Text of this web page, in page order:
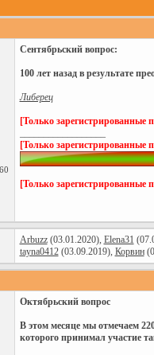
Сентябрьский вопрос:
100 лет назад в результате
Либерец
[Только зарегистрированные
[Только зарегистрированные
[Только зарегистрированные
Arbuzz(03.01.2020), Elena31
tayna0412(03.09.2019), Корвин
Октябрьский вопрос
В этом месяце мы отмечаем
которого принимал участие